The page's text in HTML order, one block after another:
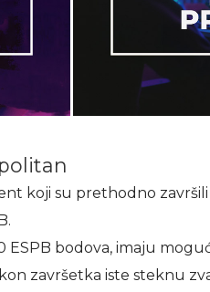
koji su prethodno završili
ESPB bodova, imaju
završetka iste steknu